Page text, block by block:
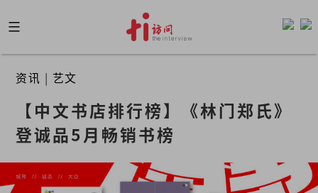
to
content
资讯 | 艺文
【中文书店排行榜】《林门郑氏》
登诚品5月畅销书榜